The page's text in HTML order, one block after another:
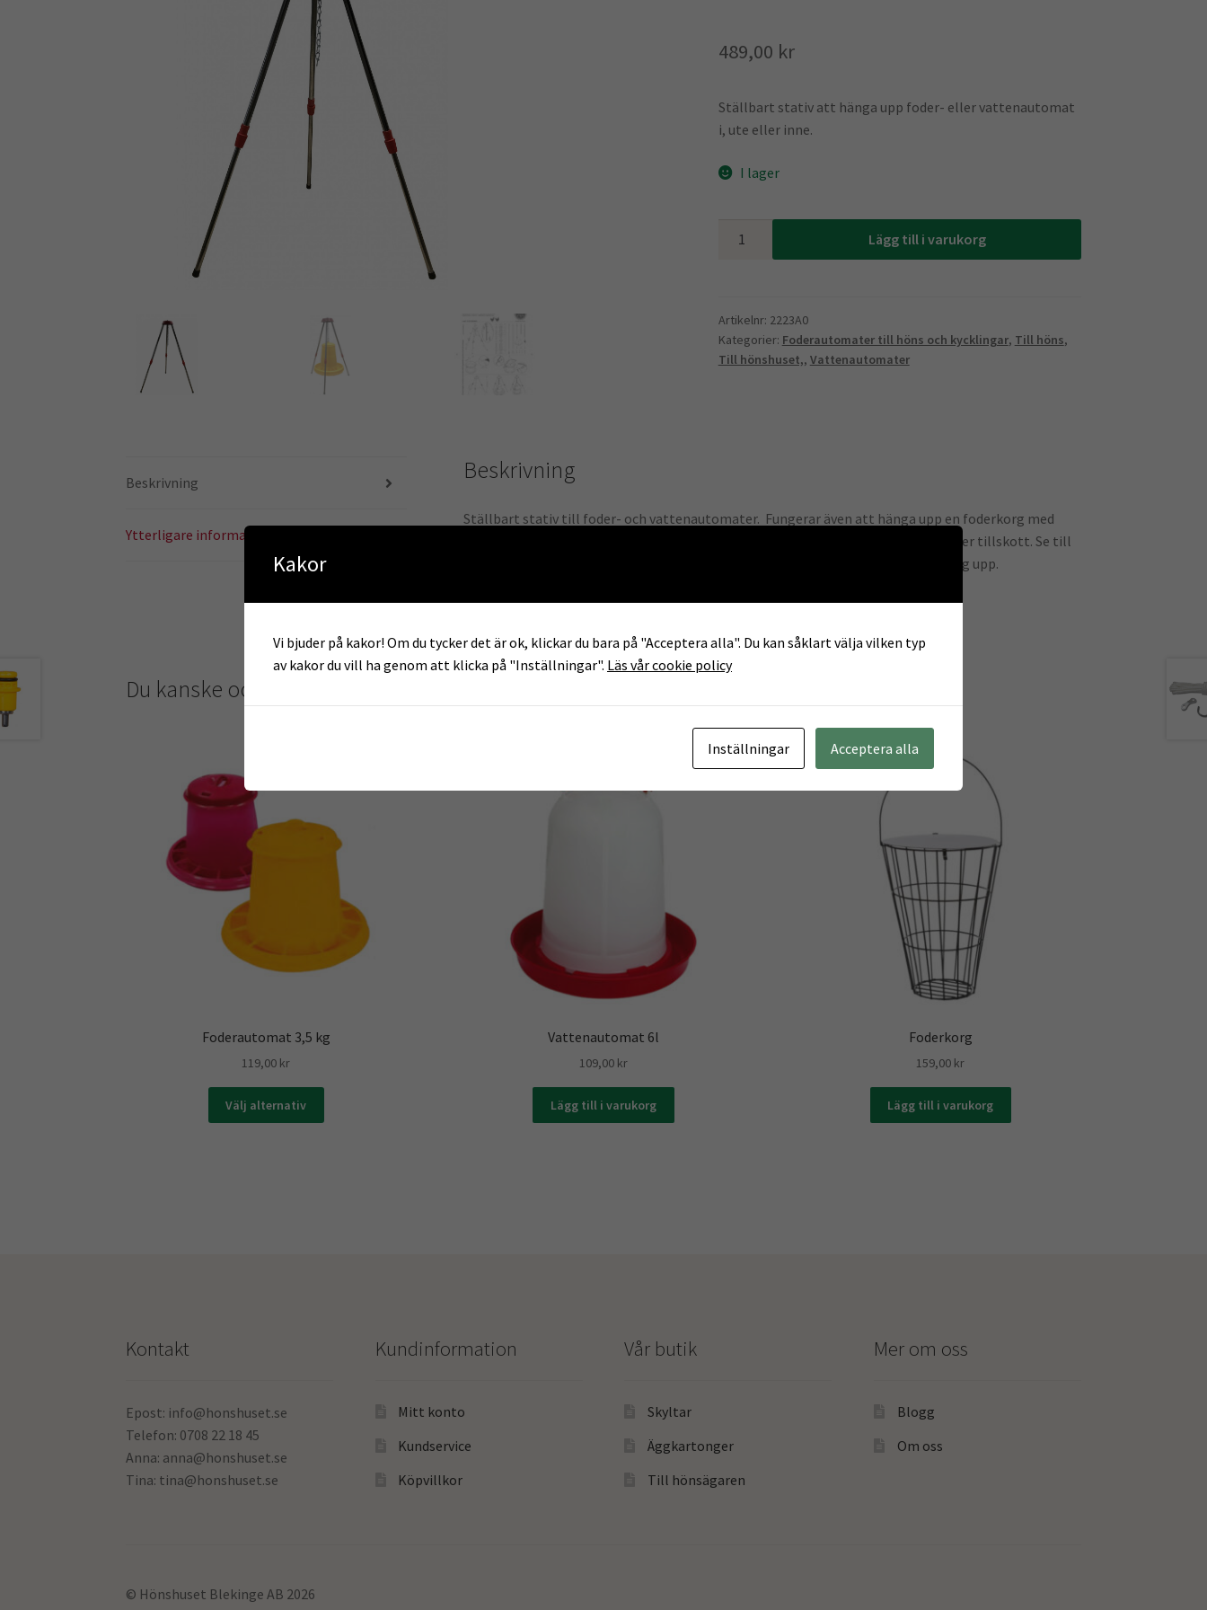
489,00 kr
Ställbart stativ att hänga upp foder- eller vattenautomat
i, ute eller inne.
I lager
vattenautomater
mängd
Lägg till i varukorg
Artikelnr: 2223A0
Kategorier: Foderautomater till höns och kycklingar, Till höns,
Till hönshuset,, Vattenautomater
Beskrivning
Ytterligare information
Beskrivning
Ställbart stativ till foder- och vattenautomater. Fungerar även att hänga upp en foderkorg med
exempelvis äppel, morötter eller vitkål i som berikning och sysselsättning som ger tillskott. Se till
att det du hänger upp hamnar i rätt höjd för hönsen, de ska inte behöva sträcka sig upp.
Du kanske också gillar …
Foderautomat 3,5 kg
119,00 kr
Välj alternativ
Vattenautomat 6l
109,00 kr
Lägg till i varukorg
Foderkorg
159,00 kr
Lägg till i varukorg
Kontakt
Epost: info@honshuset.se
Telefon: 0708 22 18 45
Anna: anna@honshuset.se
Tina: tina@honshuset.se
Kundinformation
Mitt konto
Kundservice
Köpvillkor
Vår butik
Skyltar
Äggkartonger
Till hönsägaren
Mer om oss
Blogg
Om oss
© Hönshuset Blekinge AB 2026
Kakor
Vi bjuder på kakor! Om du tycker det är ok, klickar du bara på "Acceptera alla". Du kan såklart välja vilken typ
av kakor du vill ha genom att klicka på "Inställningar". Läs vår cookie policy
Inställningar Acceptera alla